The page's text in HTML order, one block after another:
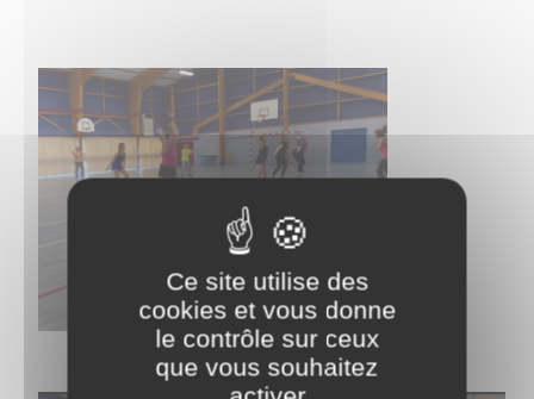
Ce site utilise des
cookies et vous donne
le contrôle sur ceux
que vous souhaitez